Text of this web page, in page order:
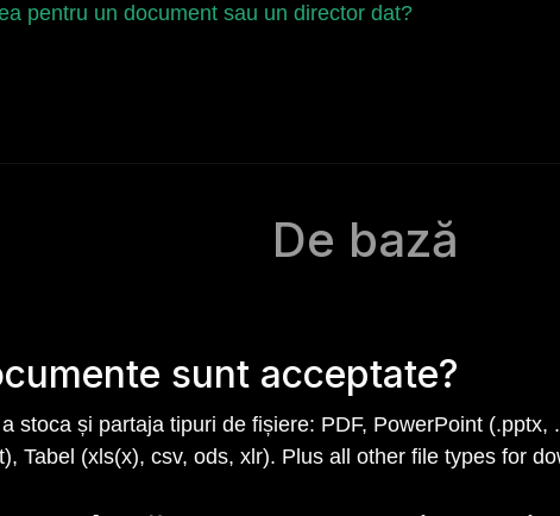
pentru un document sau un director dat?
De bază
sunt acceptate?
stoca și partaja tipuri de fișiere: PDF, PowerPoint
Tabel (xls(x), csv, ods, xlr). Plus all other file types for